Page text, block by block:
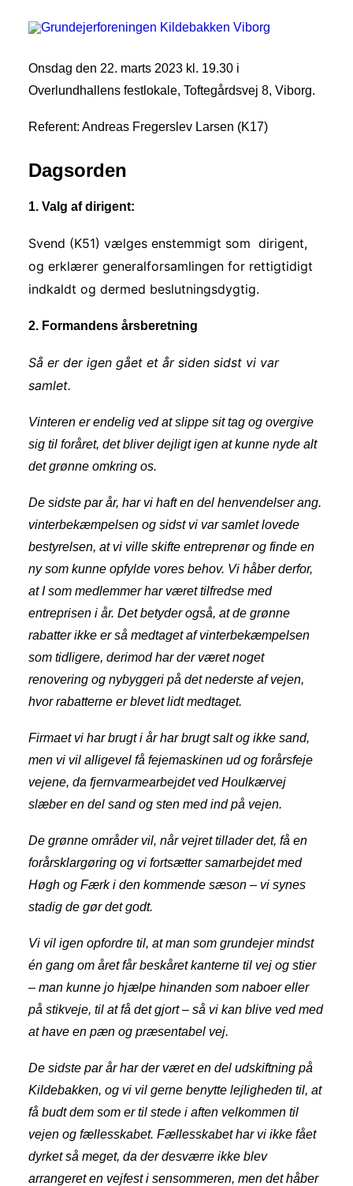
Onsdag den 22. marts 2023 kl. 19.30 i
Overlundhallens festlokale, Toftegårdsvej 8, Viborg.
Referent: Andreas Fregerslev Larsen (K17)
Dagsorden
1. Valg af dirigent:
Svend (K51) vælges enstemmigt som dirigent,
og erklærer generalforsamlingen for rettigtidigt
indkaldt og dermed beslutningsdygtig.
2. Formandens årsberetning
Så er der igen gået et år siden sidst vi var
samlet.
Vinteren er endelig ved at slippe sit tag og overgive
sig til foråret, det bliver dejligt igen at kunne nyde alt
det grønne omkring os.
De sidste par år, har vi haft en del henvendelser ang.
vinterbekæmpelsen og sidst vi var samlet lovede
bestyrelsen, at vi ville skifte entreprenør og finde en
ny som kunne opfylde vores behov. Vi håber derfor,
at I som medlemmer har været tilfredse med
entreprisen i år. Det betyder også, at de grønne
rabatter ikke er så medtaget af vinterbekæmpelsen
som tidligere, derimod har der været noget
renovering og nybyggeri på det nederste af vejen,
hvor rabatterne er blevet lidt medtaget.
Firmaet vi har brugt i år har brugt salt og ikke sand,
men vi vil alligevel få fejemaskinen ud og forårsfeje
vejene, da fjernvarmearbejdet ved Houlkærvej
slæber en del sand og sten med ind på vejen.
De grønne områder vil, når vejret tillader det, få en
forårsklargøring og vi fortsætter samarbejdet med
Høgh og Færk i den kommende sæson – vi synes
stadig de gør det godt.
Vi vil igen opfordre til, at man som grundejer mindst
én gang om året får beskåret kanterne til vej og stier
– man kunne jo hjælpe hinanden som naboer eller
på stikveje, til at få det gjort – så vi kan blive ved med
at have en pæn og præsentabel vej.
De sidste par år har der været en del udskiftning på
Kildebakken, og vi vil gerne benytte lejligheden til, at
få budt dem som er til stede i aften velkommen til
vejen og fællesskabet. Fællesskabet har vi ikke fået
dyrket så meget, da der desværre ikke blev
arrangeret en vejfest i sensommeren, men det håber